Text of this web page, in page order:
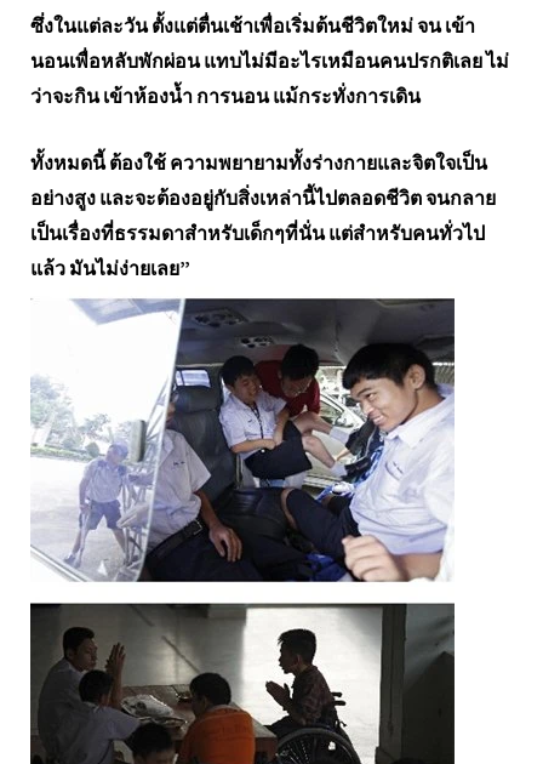
ซึ่งในแต่ละวัน ตั้งแต่ตื่นเช้าเพื่อเริ่มต้นชีวิตใหม่ จน เข้า
นอนเพื่อหลับพักผ่อน แทบไม่มีอะไรเหมือนคนปรกติเลย ไม่
ว่าจะกิน เข้าห้องน้ำ การนอน แม้กระทั่งการเดิน
ทั้งหมดนี้ ต้องใช้ ความพยายามทั้งร่างกายและจิตใจเป็น
อย่างสูง และจะต้องอยู่กับสิ่งเหล่านี้ไปตลอดชีวิต จนกลาย
เป็นเรื่องที่ธรรมดาสำหรับเด็กๆที่นั่น แต่สำหรับคนทั่วไป
แล้ว มันไม่ง่ายเลย”